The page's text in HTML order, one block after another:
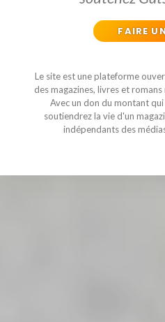
FAIRE
Le site est une plateforme
des magazines, livres et
Avec un don du montant
soutiendrez la vie d'un
indépendants des